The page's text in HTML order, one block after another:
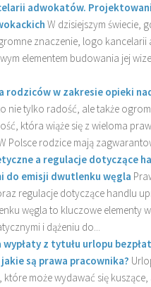
adwokatów.
W dzisiejszym świecie,
znaczenie, logo kancelarii
elementem budowania jej
rodziców w zakresie opieki
nie tylko radość, ale także
która wiąże się z wieloma
Polsce rodzice mają
a regulacje dotyczące
do emisji dwutlenku węgla
regulacje dotyczące handlu
węgla to kluczowe elementy
i dążeniu do...
wypłaty z tytułu urlopu
jakie są prawa pracownika?
może wydawać się kuszące,